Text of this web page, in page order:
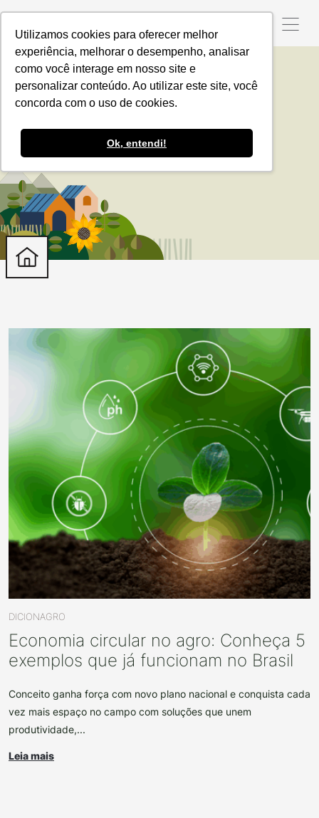
Utilizamos cookies para oferecer melhor
experiência, melhorar o desempenho, analisar
como você interage em nosso site e
personalizar conteúdo. Ao utilizar este site, você
concorda com o uso de cookies.
Ok, entendi!
reciclagem
DICIONAGRO
Economia circular no agro: Conheça 5
exemplos que já funcionam no Brasil
Conceito ganha força com novo plano nacional e conquista cada
vez mais espaço no campo com soluções que unem
produtividade,...
Leia mais